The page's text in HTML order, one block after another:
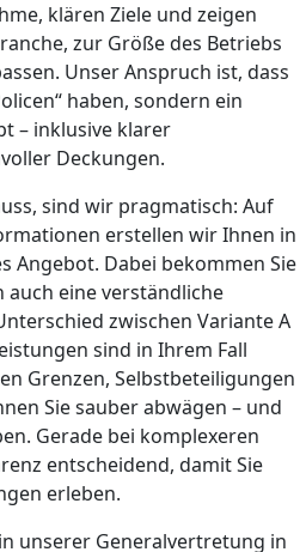
klären Ziele und zeigen
zur Größe des Betriebs
Unser Anspruch ist, dass
haben, sondern ein
– inklusive klarer
Deckungen.
sind wir pragmatisch: Auf
erstellen wir Ihnen in
Angebot. Dabei bekommen Sie
eine verständliche
zwischen Variante A
sind in Ihrem Fall
Grenzen, Selbstbeteiligungen
Sie sauber abwägen – und
Gerade bei komplexeren
entscheidend, damit Sie
erleben.
unserer Generalvertretung in